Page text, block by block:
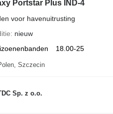
Portstar Plus IND-4
voor havenuitrusting
nieuw
18.00-25
Szczecin
Sp. z o.o.